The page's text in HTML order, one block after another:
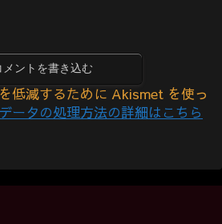
メントを書き込む
低減するために Akismet を使っ
ータの処理方法の詳細はこちら